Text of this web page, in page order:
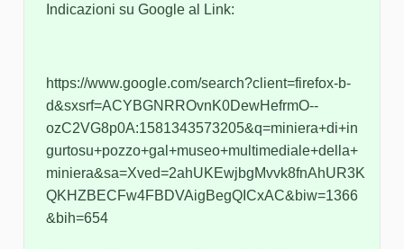
Indicazioni su Google al Link:
https://www.google.com/search?client=firefox-b-
d&sxsrf=ACYBGNRROvnK0DewHefrmO--
ozC2VG8p0A:1581343573205&q=miniera+di+in
gurtosu+pozzo+gal+museo+multimediale+della+
miniera&sa=Xved=2ahUKEwjbgMvvk8fnAhUR3K
QKHZBECFw4FBDVAigBegQICxAC&biw=1366
&bih=654